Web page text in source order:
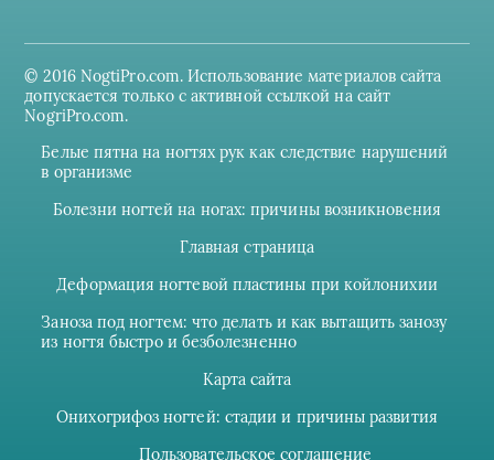
© 2016 NogtiPro.com. Использование материалов сайта
допускается только с активной ссылкой на сайт
NogriPro.com.
Белые пятна на ногтях рук как следствие нарушений
в организме
Болезни ногтей на ногах: причины возникновения
Главная страница
Деформация ногтевой пластины при койлонихии
Заноза под ногтем: что делать и как вытащить занозу
из ногтя быстро и безболезненно
Карта сайта
Онихогрифоз ногтей: стадии и причины развития
Пользовательское соглашение